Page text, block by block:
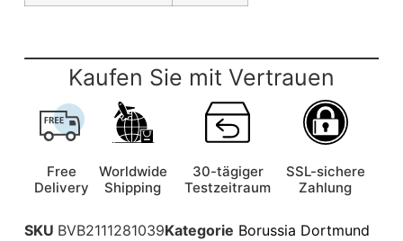
Kaufen Sie mit Vertrauen
Free
Delivery
Worldwide
Shipping
30-tägiger
Testzeitraum
SSL-sichere
Zahlung
SKU BVB2111281039Kategorie Borussia Dortmund